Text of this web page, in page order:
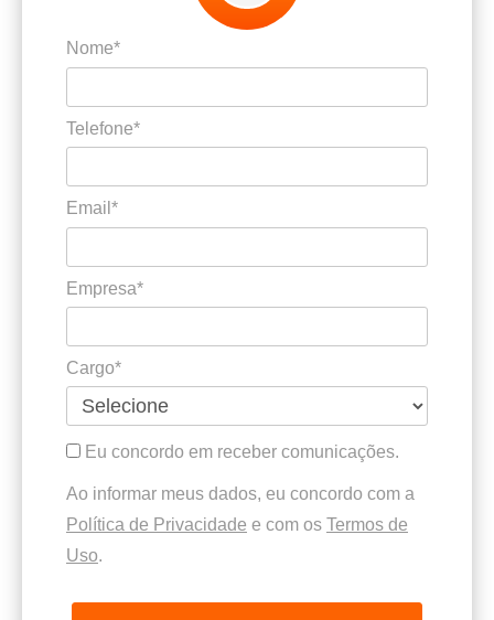
Nome*
Telefone*
Email*
Empresa*
Cargo*
Eu concordo em receber comunicações.
Ao informar meus dados, eu concordo com a
Política de Privacidade e com os Termos de
Uso.